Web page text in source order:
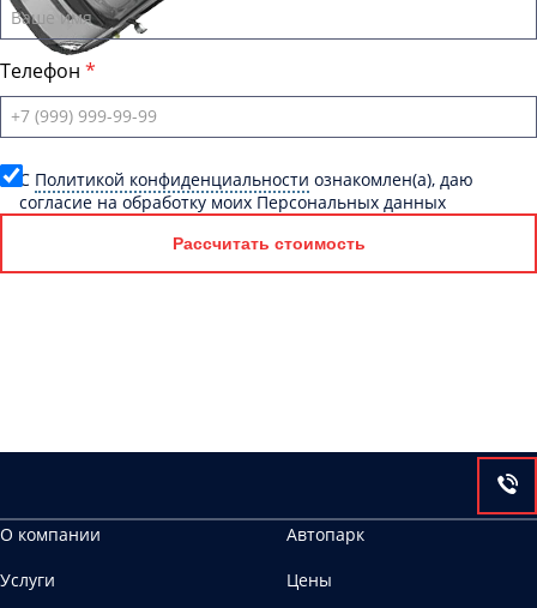
Телефон
C Политикой конфиденциальности ознакомлен(а), даю
согласие на обработку моих Персональных данных
Рассчитать стоимость
О компании
Автопарк
Услуги
Цены